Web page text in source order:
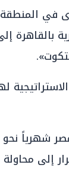
في
إلى